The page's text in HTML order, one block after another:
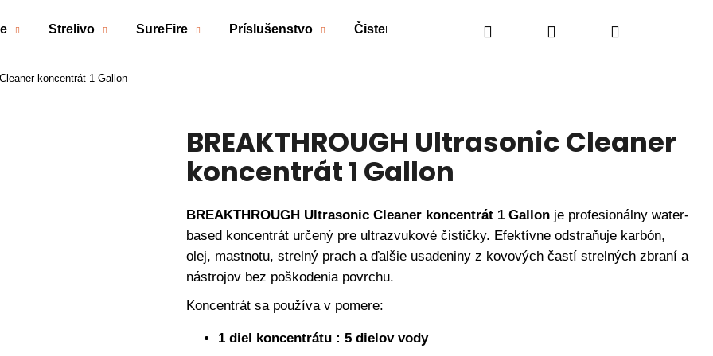
Strelivo SureFire Príslušenstvo Čistenie Náhradné diely Obranné spreje
Hľadať PrihlásenieNákupný
koncentrát 1 Gallon
BREAKTHROUGH Ultrasonic Cleaner
koncentrát 1 Gallon
BREAKTHROUGH Ultrasonic Cleaner koncentrát 1 Gallon je profesionálny water-
based koncentrát určený pre ultrazvukové čističky. Efektívne odstraňuje karbón,
olej, mastnotu, strelný prach a ďalšie usadeniny z kovových častí strelných zbraní a
nástrojov bez poškodenia povrchu.
Koncentrát sa používa v pomere:
1 diel koncentrátu : 5 dielov vody
Čo potrebujete nájsť?
HĽADAŤ